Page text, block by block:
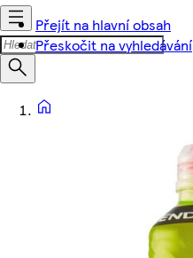
Přejít na hlavní obsah
Přeskočit na vyhledávání